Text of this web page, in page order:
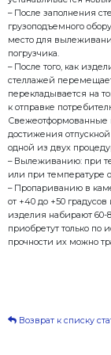
прочности. –
размещаются
поместить 5
Удар ),
до120
Руководстве
– Для
количество и
Описание
– Загрузка в
помощью
вяжущего
– Подача